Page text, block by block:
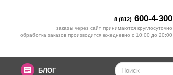
8 (812) 600-4-300
заказы через сайт принимаются круглосуточно
обработка заказов производится ежедневно с 10:00 до 20:00
БЛОГ